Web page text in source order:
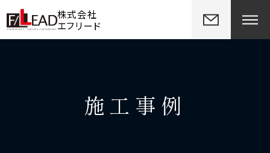
株式会社
エフリード
施工事例